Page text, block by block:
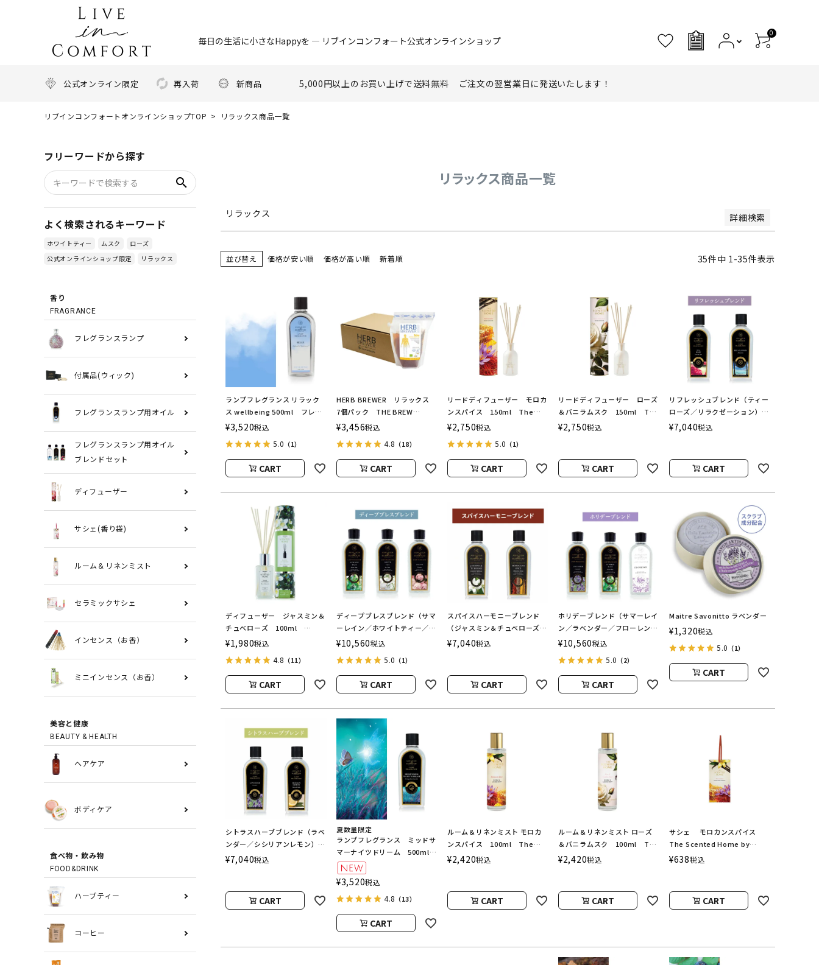
毎日の生活に小さなHappyを ― リブインコンフォート公式オンラインショップ
0
公式オンライン限定 再入荷 新商品 5,000円以上のお買い上げで送料無料 ご注文の翌営業日に発送いたします！
リブインコンフォートオンラインショップTOP リラックス商品一覧
フリーワードから探す
search
よく検索されるキーワード
ホワイトティー ムスク
ローズ
公式オンラインショップ限定
リラックス
香り
FRAGRANCE
フレグランスランプ
付属品(ウィック)
フレグランスランプ用オイル
フレグランスランプ用オイル
ブレンドセット
ディフューザー
サシェ(香り袋)
ルーム＆リネンミスト
セラミックサシェ
インセンス（お香）
ミニインセンス（お香）
美容と健康
BEAUTY & HEALTH
ヘアケア
ボディケア
食べ物・飲み物
FOOD&DRINK
ハーブティー
コーヒー
リラックス商品一覧
リラックス 詳細検索
キーワード
価格
商品タグ
商品番号/JANコード
並び替え 価格が安い順 価格が高い順 新着順 35件中 1 -35件表示
ランプフレグランス リラック
ス wellbeing 500ml フレグ
ランスランプ用オイル
ASHLEIGH&BURWOOD（ア
シュレイアンドバーウッド）
¥3,520税込
5.0 （1）
CART
HERB BREWER リラックス
7個パック THE BREW
COMPANY（ハーブブリューワ
ー／ブリューカンパニー）
¥3,456税込
4.8 （18）
CART
リードディフューザー モロカ
ンスパイス 150ml The
Scented Home by Ashleigh
＆Burwood
¥2,750税込
5.0 （1）
CART
リードディフューザー ローズ
＆バニラムスク 150ml The
Scented Home by Ashleigh
＆Burwood
¥2,750税込
CART
リフレッシュブレンド（ティー
ローズ／リラクゼーション）
フレグランスランプ用オイル
ASHLEIGH&BURWOOD（ア
¥7,040税込
CART
ディフューザー ジャスミン＆
チュベローズ 100ml
ASHLEIGH&BURWOOD（ア
シュレイアンドバーウッド）
¥1,980税込
4.8 （11）
CART
ディープブレスブレンド（サマ
ーレイン／ホワイトティー／ピ
オニー） フレグランスランプ
用オイル
ASHLEIGH&BURWOOD（ア
シュレイアンドバーウッド）
¥10,560税込
5.0 （1）
CART
スパイスハーモニーブレンド
（ジャスミン＆チュベローズ／
モロカンスパイス） フレグラ
ンスランプ用オイル
¥7,040税込
CART
ホリデーブレンド（サマーレイ
ン／ラベンダー／フローレン
ス） フレグランスランプ用オ
イル
ASHLEIGH&BURWOOD（ア
シュレイアンドバーウッド）
¥10,560税込
5.0 （2）
CART
Maitre Savonitto ラベンダー
¥1,320税込
5.0 （1）
CART
シトラスハーブブレンド（ラベ
ンダー／シシリアンレモン）
フレグランスランプ用オイル
ASHLEIGH&BURWOOD（ア
¥7,040税込
CART
夏数量限定
ランプフレグランス ミッドサ
マーナイツドリーム 500ml
フレグランスランプ用オイル
ASHLEIGH&BURWOOD（ア
シュレイアンドバーウッド）
¥3,520税込
4.8 （13）
CART
ルーム＆リネンミスト モロカ
ンスパイス 100ml The
Scented Home by Ashleigh
＆Burwood
¥2,420税込
CART
ルーム＆リネンミスト ローズ
＆バニラムスク 100ml The
Scented Home by Ashleigh
＆Burwood
¥2,420税込
CART
サシェ モロカンスパイス
The Scented Home by
Ashleigh＆Burwood
¥638税込
CART